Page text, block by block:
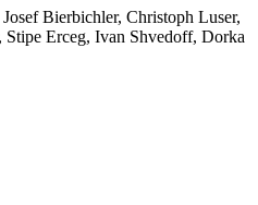
Bierbichler, Christoph Luser,
Stipe Erceg, Ivan Shvedoff, Dorka